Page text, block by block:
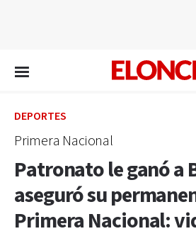
DEPORTES
Primera Nacional
Patronato le ganó a
aseguró su
Primera Nacional: